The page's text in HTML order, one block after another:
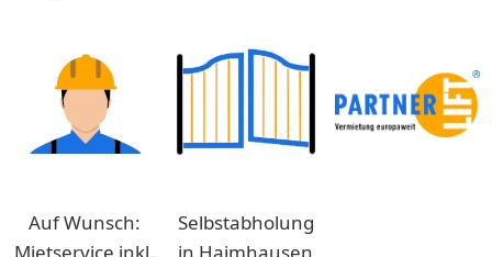
Auf Wunsch:
Selbstabholung